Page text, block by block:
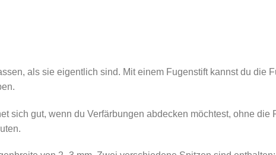
als sie eigentlich sind. Mit einem Fugenstift kannst du die
sich gut, wenn du Verfärbungen abdecken möchtest, ohne